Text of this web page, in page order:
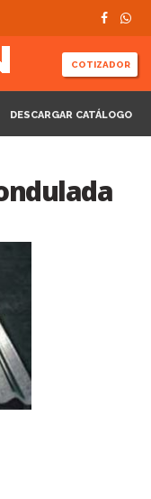
COTIZADOR
DESCARGAR CATÁLOGO